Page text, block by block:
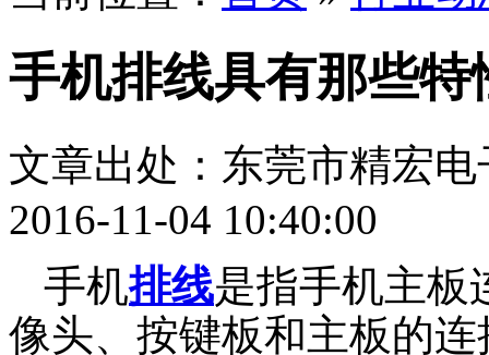
手机排线具有那些特
文章出处：东莞市精宏
2016-11-04 10:40:00
手机排线是指手机主板
像头、按键板和主板的